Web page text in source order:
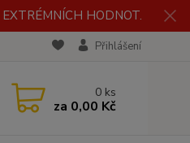
HODNOT.
Přihlášení
0 ks
za 0,00 Kč